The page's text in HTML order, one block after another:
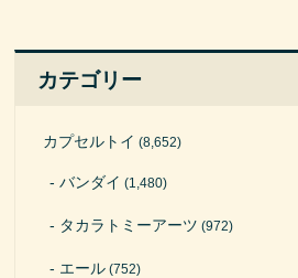
カテゴリー
カプセルトイ (8,652)
バンダイ (1,480)
タカラトミーアーツ (972)
エール (752)